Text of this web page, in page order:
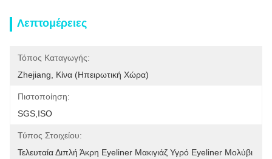
Λεπτομέρειες
Τόπος Καταγωγής:
Zhejiang, Κίνα (ηπειρωτική Χώρα)
Πιστοποίηση:
SGS,ISO
Τύπος Στοιχείου:
Τελευταία Διπλή Άκρη Eyeliner Μακιγιάζ Υγρό Eyeliner Μολύβι